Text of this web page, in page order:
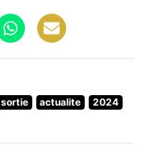
sortie actualite
2024